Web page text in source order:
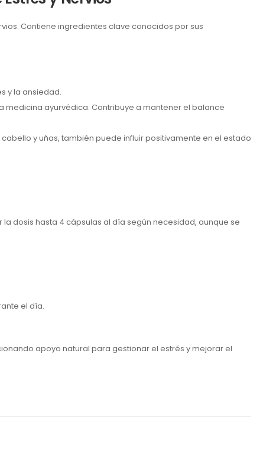
Contiene ingredientes clave conocidos por sus
y la ansiedad.
ayurvédica. Contribuye a mantener el balance
y uñas, también puede influir positivamente en el estado
dosis hasta 4 cápsulas al día según necesidad, aunque se
el día.
apoyo natural para gestionar el estrés y mejorar el